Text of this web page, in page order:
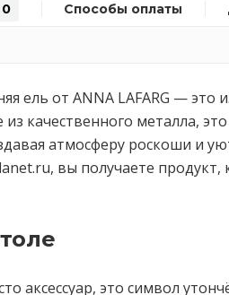
0 Способы оплаты
ель от ANNA LAFARG —
качественного металла,
атмосферу роскоши и
вы получаете
аксессуар, это символ